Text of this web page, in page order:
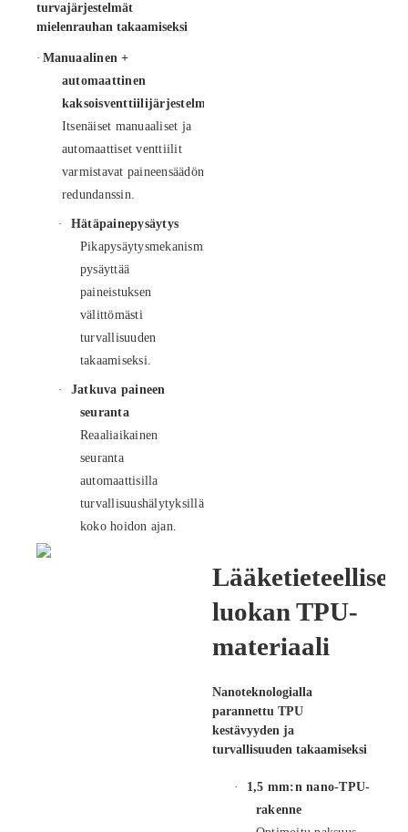
turvajärjestelmät
mielenrauhan takaamiseksi
· Manuaalinen +
automaattinen
kaksoisventtiilijärjestelmä
Itsenäiset manuaaliset ja
automaattiset venttiilit
varmistavat paineensäädön
redundanssin.
·
Hätäpainepysäytys
Pikapysäytysmekanismi
pysäyttää
paineistuksen
välittömästi
turvallisuuden
takaamiseksi.
·
Jatkuva paineen
seuranta
Reaaliaikainen
seuranta
automaattisilla
turvallisuushälytyksillä
koko hoidon ajan.
Lääketieteellisen
luokan TPU-
materiaali
Nanoteknologialla
parannettu TPU
kestävyyden ja
turvallisuuden takaamiseksi
·
1,5 mm:n nano-TPU-
rakenne